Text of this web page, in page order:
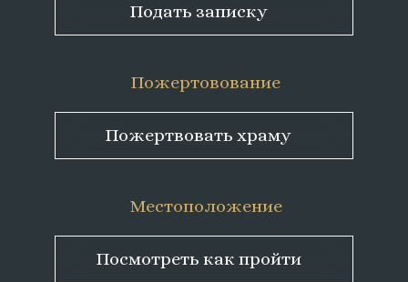
Посмотреть как пройти
Пожертвовать храму
Подать записку
Местоположение
Пожертовование